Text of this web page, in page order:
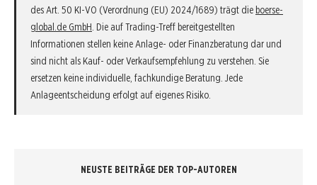
des Art. 50 KI-VO (Verordnung (EU) 2024/1689) trägt die boerse-
global.de GmbH. Die auf Trading-Treff bereitgestellten
Informationen stellen keine Anlage- oder Finanzberatung dar und
sind nicht als Kauf- oder Verkaufsempfehlung zu verstehen. Sie
ersetzen keine individuelle, fachkundige Beratung. Jede
Anlageentscheidung erfolgt auf eigenes Risiko.
NEUSTE BEITRÄGE DER TOP-AUTOREN